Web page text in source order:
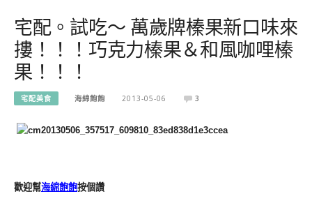
宅配。試吃～ 萬歲牌榛果新口味來
摟！！！巧克力榛果＆和風咖哩榛
果！！！
宅配美食 海綿飽飽 2013-05-06 3
歡迎幫海綿飽飽按個讚